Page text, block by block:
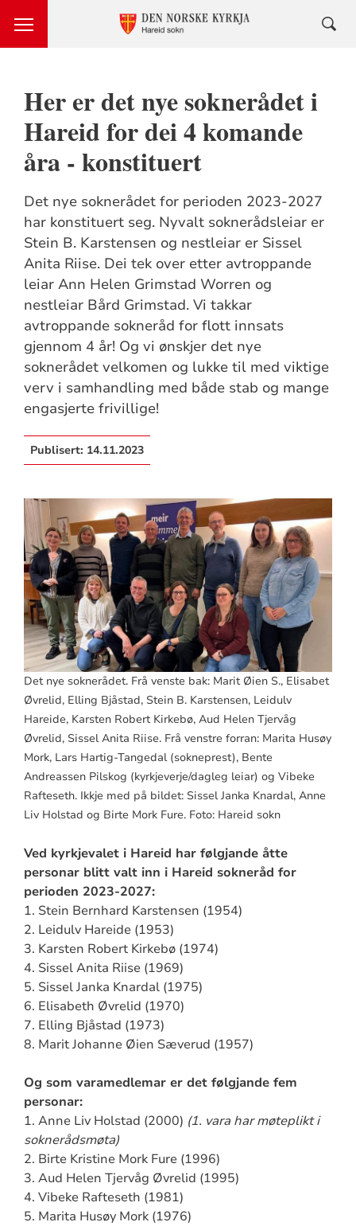
Her er det nye soknerådet i
Hareid for dei 4 komande
åra - konstituert
Det nye soknerådet for perioden 2023-2027
har konstituert seg. Nyvalt soknerådsleiar er
Stein B. Karstensen og nestleiar er Sissel
Anita Riise. Dei tek over etter avtroppande
leiar Ann Helen Grimstad Worren og
nestleiar Bård Grimstad. Vi takkar
avtroppande sokneråd for flott innsats
gjennom 4 år! Og vi ønskjer det nye
soknerådet velkomen og lukke til med viktige
verv i samhandling med både stab og mange
engasjerte frivillige!
Publisert: 14.11.2023
Det nye soknerådet. Frå venste bak: Marit Øien S., Elisabet
Øvrelid, Elling Bjåstad, Stein B. Karstensen, Leidulv
Hareide, Karsten Robert Kirkebø, Aud Helen Tjervåg
Øvrelid, Sissel Anita Riise. Frå venstre forran: Marita Husøy
Mork, Lars Hartig-Tangedal (sokneprest), Bente
Andreassen Pilskog (kyrkjeverje/dagleg leiar) og Vibeke
Rafteseth. Ikkje med på bildet: Sissel Janka Knardal, Anne
Liv Holstad og Birte Mork Fure. Foto: Hareid sokn
Ved kyrkjevalet i Hareid har følgjande åtte
personar blitt valt inn i Hareid sokneråd for
perioden 2023-2027:
1. Stein Bernhard Karstensen (1954)
2. Leidulv Hareide (1953)
3. Karsten Robert Kirkebø (1974)
4. Sissel Anita Riise (1969)
5. Sissel Janka Knardal (1975)
6. Elisabeth Øvrelid (1970)
7. Elling Bjåstad (1973)
8. Marit Johanne Øien Sæverud (1957)
Og som varamedlemar er det følgjande fem
personar:
1. Anne Liv Holstad (2000) (1. vara har møteplikt i
soknerådsmøta)
2. Birte Kristine Mork Fure (1996)
3. Aud Helen Tjervåg Øvrelid (1995)
4. Vibeke Rafteseth (1981)
5. Marita Husøy Mork (1976)